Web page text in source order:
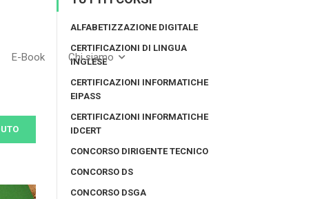
E-Book Chi siamo
ALFABETIZZAZIONE DIGITALE
CERTIFICAZIONI DI LINGUA
INGLESE
CERTIFICAZIONI INFORMATICHE
EIPASS
CERTIFICAZIONI INFORMATICHE
IDCERT
CONCORSO DIRIGENTE TECNICO
CONCORSO DS
CONCORSO DSGA